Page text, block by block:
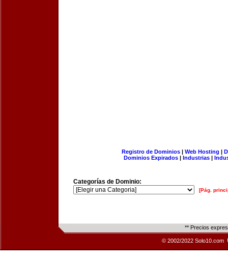
Registro de Dominios| Web Hosting |
Dominios Expirados | Industrias |
Categorías de Dominio:
[Pág.
** Precios
© 2002/2022 Solo10.com